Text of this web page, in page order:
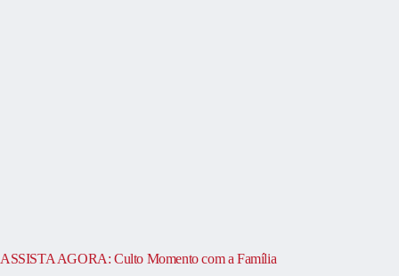
ASSISTA AGORA: Culto Momento com a Família